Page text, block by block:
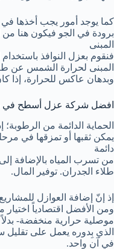
كما يوجد أمور يجب أخذها في
برودة في الجو فيكون هنا
المبنى
فنقوم بعزل النوافذ
المبنى لحرارة الشمس عن
وبدهان عاكس للحرارة، إذا
افضل شركة عزل أسطح في
الحماية الدائمة من الرطوبة؛
يمكن ثقبها أو تمزقها في
دائمة
من تسرب المياه بالإضافة
طلاء الجدران. توفير المال.
إذ إنّ إضافة العوازل للمشاريع
ومن الأفضل اقتصادياً
موصلية حرارية منخفضة-
الذي بِدوره يعمل على تقليل
في آنٍ واحد.